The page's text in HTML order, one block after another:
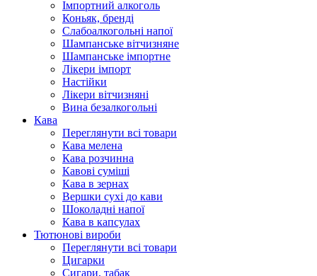
Імпортний алкоголь
Коньяк, бренді
Слабоалкогольні напої
Шампанське вітчизняне
Шампанське імпортне
Лікери імпорт
Настійки
Лікери вітчизняні
Вина безалкогольні
Кава
Переглянути всі товари
Кава мелена
Кава розчинна
Кавові суміші
Кава в зернах
Вершки сухі до кави
Шоколадні напої
Кава в капсулах
Тютюнові вироби
Переглянути всі товари
Цигарки
Сигари, табак